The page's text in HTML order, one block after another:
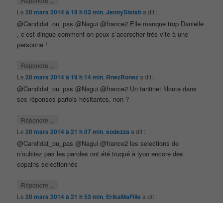
Le20 mars 2014 à 19 h 03 min ,JennySistaha dit :
@Candidat_ou_pas @Nagui @france2 Elle manque trop Danielle
, c’est dingue comment on peux s’accrocher très vite à une
personne !
Répondre ↓
Le20 mars 2014 à 19 h 14 min RnezRoneza dit :
@Candidat_ou_pas @Nagui @france2 Un tantinet filoute dans
ses réponses parfois hésitantes, non ?
Répondre ↓
Le20 mars 2014 à 21 h 07 min ,sodezza a dit :
@Candidat_ou_pas @Nagui @france2 les selections de
n’oubliez pas les paroles ont été truqué à lyon encore des
copains selectionnés
Répondre ↓
Le20 mars 2014 à 21 h 53 min ErikaMaFille a dit :